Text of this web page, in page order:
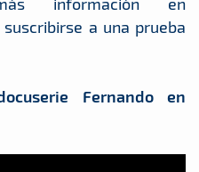
a una prueba
Fernando en